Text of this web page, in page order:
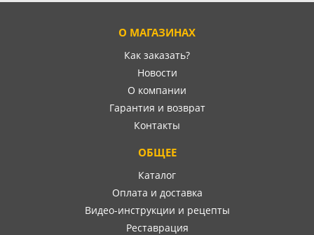
О МАГАЗИНАХ
Как заказать?
Новости
О компании
Гарантия и возврат
Контакты
ОБЩЕЕ
Каталог
Оплата и доставка
Видео-инструкции и рецепты
Реставрация